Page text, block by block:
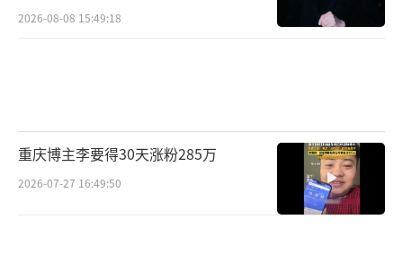
北京人艺有排演京味儿戏的传统。话剧
和现代的碰撞，也是向观众表达“新京味
儿”并非只是对“传统京味儿”的复
刻。“《正红旗下》是一次新形式新仪式感的
表达，有情感有激荡。”导演闫锐表示。
2026-08-08 15:49:18
重庆博主李要得30天涨粉285万
2026-07-27 16:49:50